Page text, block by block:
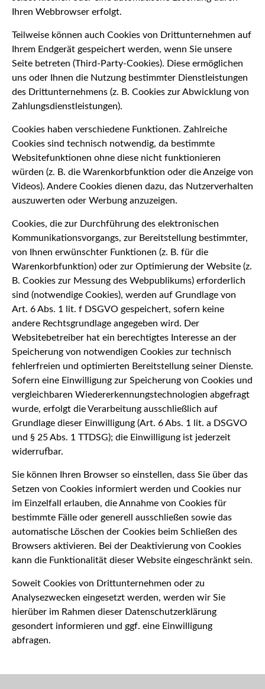
Ihren Webbrowser erfolgt.
Teilweise können auch Cookies von Drittunternehmen auf
Ihrem Endgerät gespeichert werden, wenn Sie unsere
Seite betreten (Third-Party-Cookies). Diese ermöglichen
uns oder Ihnen die Nutzung bestimmter Dienstleistungen
des Drittunternehmens (z. B. Cookies zur Abwicklung von
Zahlungsdienstleistungen).
Cookies haben verschiedene Funktionen. Zahlreiche
Cookies sind technisch notwendig, da bestimmte
Websitefunktionen ohne diese nicht funktionieren
würden (z. B. die Warenkorbfunktion oder die Anzeige von
Videos). Andere Cookies dienen dazu, das Nutzerverhalten
auszuwerten oder Werbung anzuzeigen.
Cookies, die zur Durchführung des elektronischen
Kommunikationsvorgangs, zur Bereitstellung bestimmter,
von Ihnen erwünschter Funktionen (z. B. für die
Warenkorbfunktion) oder zur Optimierung der Website (z.
B. Cookies zur Messung des Webpublikums) erforderlich
sind (notwendige Cookies), werden auf Grundlage von
Art. 6 Abs. 1 lit. f DSGVO gespeichert, sofern keine
andere Rechtsgrundlage angegeben wird. Der
Websitebetreiber hat ein berechtigtes Interesse an der
Speicherung von notwendigen Cookies zur technisch
fehlerfreien und optimierten Bereitstellung seiner Dienste.
Sofern eine Einwilligung zur Speicherung von Cookies und
vergleichbaren Wiedererkennungstechnologien abgefragt
wurde, erfolgt die Verarbeitung ausschließlich auf
Grundlage dieser Einwilligung (Art. 6 Abs. 1 lit. a DSGVO
und § 25 Abs. 1 TTDSG); die Einwilligung ist jederzeit
widerrufbar.
Sie können Ihren Browser so einstellen, dass Sie über das
Setzen von Cookies informiert werden und Cookies nur
im Einzelfall erlauben, die Annahme von Cookies für
bestimmte Fälle oder generell ausschließen sowie das
automatische Löschen der Cookies beim Schließen des
Browsers aktivieren. Bei der Deaktivierung von Cookies
kann die Funktionalität dieser Website eingeschränkt sein.
Soweit Cookies von Drittunternehmen oder zu
Analysezwecken eingesetzt werden, werden wir Sie
hierüber im Rahmen dieser Datenschutzerklärung
gesondert informieren und ggf. eine Einwilligung
abfragen.